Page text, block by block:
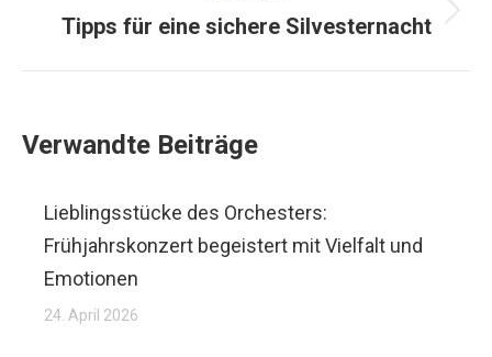
Tipps für eine sichere Silvesternacht
Verwandte Beiträge
Lieblingsstücke des Orchesters:
Frühjahrskonzert begeistert mit Vielfalt und
Emotionen
24. April 2026